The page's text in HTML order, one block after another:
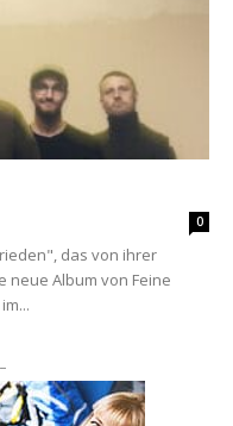
0
das von ihrer
Album von Feine